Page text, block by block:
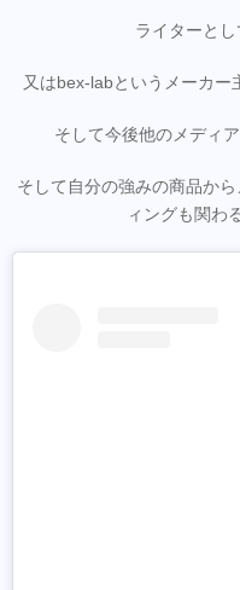
ライターと
又はbex-labというメーカー
そして今後他のメディ
そして自分の強みの商品か
ィングも関わ